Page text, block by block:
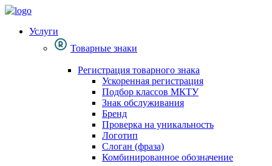
Услуги
Товарные знаки
Регистрация товарного знака
Ускоренная регистрация
Подбор классов МКТУ
Знак обслуживания
Бренд
Проверка на уникальность
Логотип
Слоган (фраза)
Комбинированное обозначение